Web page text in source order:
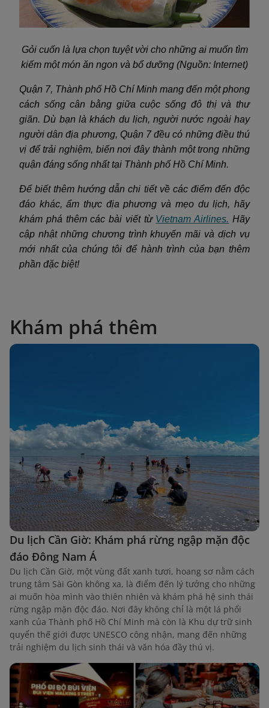
Gỏi cuốn là lựa chọn tuyệt vời cho những ai muốn tìm
kiếm một món ăn ngon và bổ dưỡng (Nguồn: Internet)
Quận 7, Thành phố Hồ Chí Minh mang đến một phong
cách sống cân bằng giữa cuộc sống đô thị và thư
giãn. Dù bạn là khách du lịch, người nước ngoài hay
người dân địa phương, Quận 7 đều có những điều thú
vị để trải nghiệm, biến nơi đây thành một trong những
quận đáng sống nhất tại Thành phố Hồ Chí Minh.
Để biết thêm hướng dẫn chi tiết về các điểm đến độc
đáo khác, ẩm thực địa phương và mẹo du lịch, hãy
khám phá thêm các bài viết từ Vietnam Airlines. Hãy
cập nhật những chương trình khuyến mãi và dịch vụ
mới nhất của chúng tôi để hành trình của bạn thêm
phần đặc biệt!
Khám phá thêm
Du lịch Cần Giờ: Khám phá rừng ngập mặn độc
đáo Đông Nam Á
Du lịch Cần Giờ, một vùng đất xanh tươi, hoang sơ nằm cách
trung tâm Sài Gòn không xa, là điểm đến lý tưởng cho những
ai muốn hòa mình vào thiên nhiên và khám phá hệ sinh thái
rừng ngập mặn độc đáo. Nơi đây không chỉ là một lá phổi
xanh của Thành phố Hồ Chí Minh mà còn là Khu dự trữ sinh
quyển thế giới được UNESCO công nhận, mang đến những
trải nghiệm du lịch sinh thái và văn hóa đầy thú vị.